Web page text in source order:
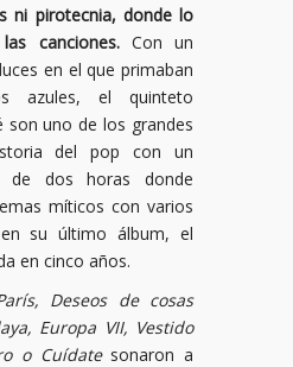
ni pirotecnia, donde lo
canciones.Con un
en el que primaban
el quinteto
uno de los grandes
del pop con un
de dos horas donde
míticos con varios
su último álbum, el
en cinco años.
Deseos de cosas
Europa VII, Vestido
o Cuídate sonaron a